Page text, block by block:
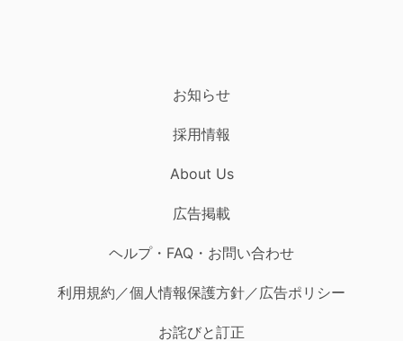
お知らせ
採用情報
About Us
広告掲載
ヘルプ・FAQ・お問い合わせ
利用規約／個人情報保護方針／広告ポリシー
お詫びと訂正